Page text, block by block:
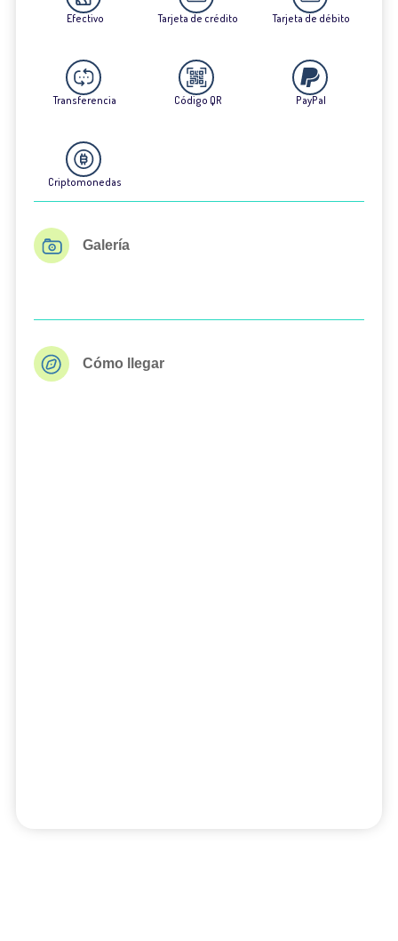
Efectivo Tarjeta de crédito Tarjeta de débito
Transferencia Código QR PayPal
Criptomonedas
Galería
Cómo llegar